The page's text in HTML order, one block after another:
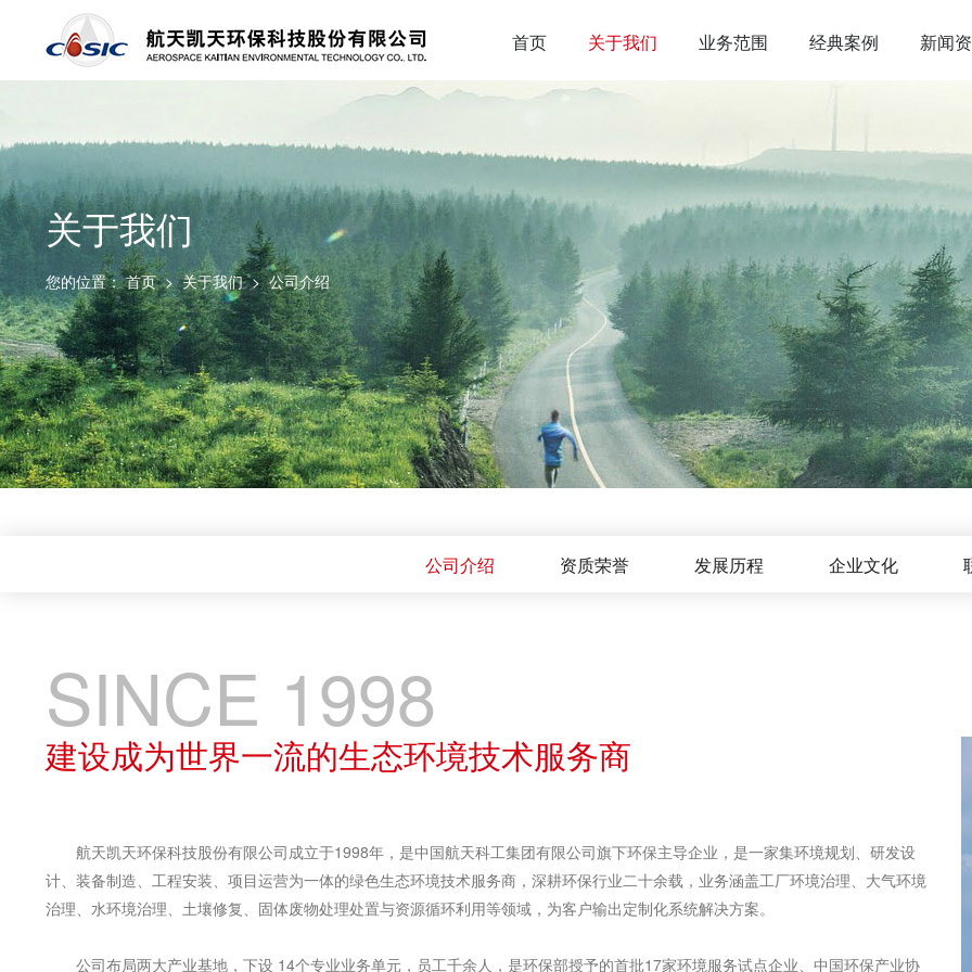
首页 关于我们 业务范围 经典案例 新闻
关于我们
您的位置： 首页 > 关于我们 >公司介绍
公司介绍 资质荣誉 发展历程 企业文化
SINCE 1998
建设成为世界一流的生态环境技术服务商
航天凯天环保科技股份有限公司成立于1998年，是中国航天科工集团有限公司旗下环保主导企业，是一家集环境规划、研发设
计、装备制造、工程安装、项目运营为一体的绿色生态环境技术服务商，深耕环保行业二十余载，业务涵盖工厂环境治理、大气环境
治理、水环境治理、土壤修复、固体废物处理处置与资源循环利用等领域，为客户输出定制化系统解决方案。
公司布局两大产业基地，下设 14个专业业务单元，员工千余人，是环保部授予的首批17家环境服务试点企业、中国环保产业协